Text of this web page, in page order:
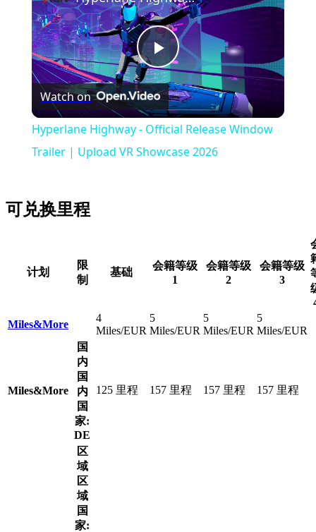
Play
Video
Watch on
Hyperlane Highway - Official Release Window
Trailer | Upload VR Showcase 2026
可兑换里程
计划
限
制
基础
会籍等级
1
会籍等级
2
会籍等级
3
Miles&More
4
Miles/EUR
5
Miles/EUR
5
Miles/EUR
5
Miles/EUR
Miles&More
国
内
国
内
国
家:
DE
125 里程 157 里程 157 里程 157 里程
区
域
区
域
国
家: